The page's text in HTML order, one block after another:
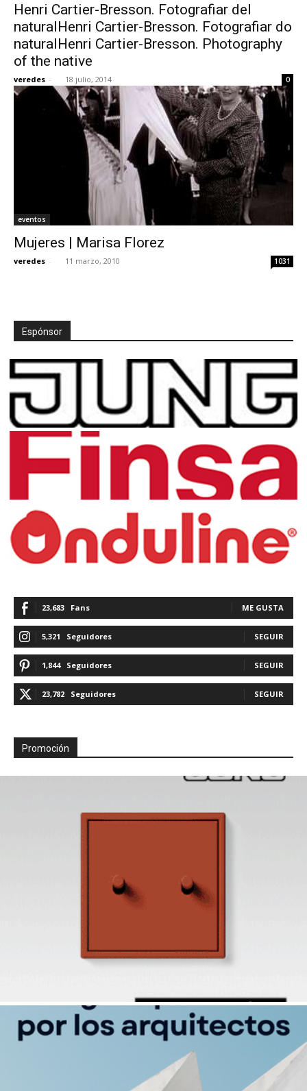
Henri Cartier-Bresson. Fotografiar del
naturalHenri Cartier-Bresson. Fotografiar do
naturalHenri Cartier-Bresson. Photography
of the native
veredes - 18 julio, 2014 0
eventos
Mujeres | Marisa Florez
veredes - 11 marzo, 2010 1031
Espónsor
23,683 Fans ME GUSTA
5,321 Seguidores SEGUIR
1,844 Seguidores SEGUIR
23,782 Seguidores SEGUIR
Promoción